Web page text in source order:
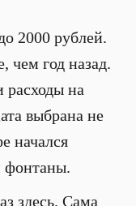
2000 рублей.
чем год назад.
расходы на
выбрана не
начался
фонтаны.
здесь. Сама